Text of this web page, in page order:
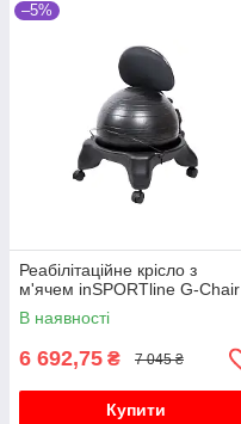
–5%
Реабілітаційне крісло з
м'ячем inSPORTline G-Chair
В наявності
6 692,75 ₴ 7 045 ₴
Купити